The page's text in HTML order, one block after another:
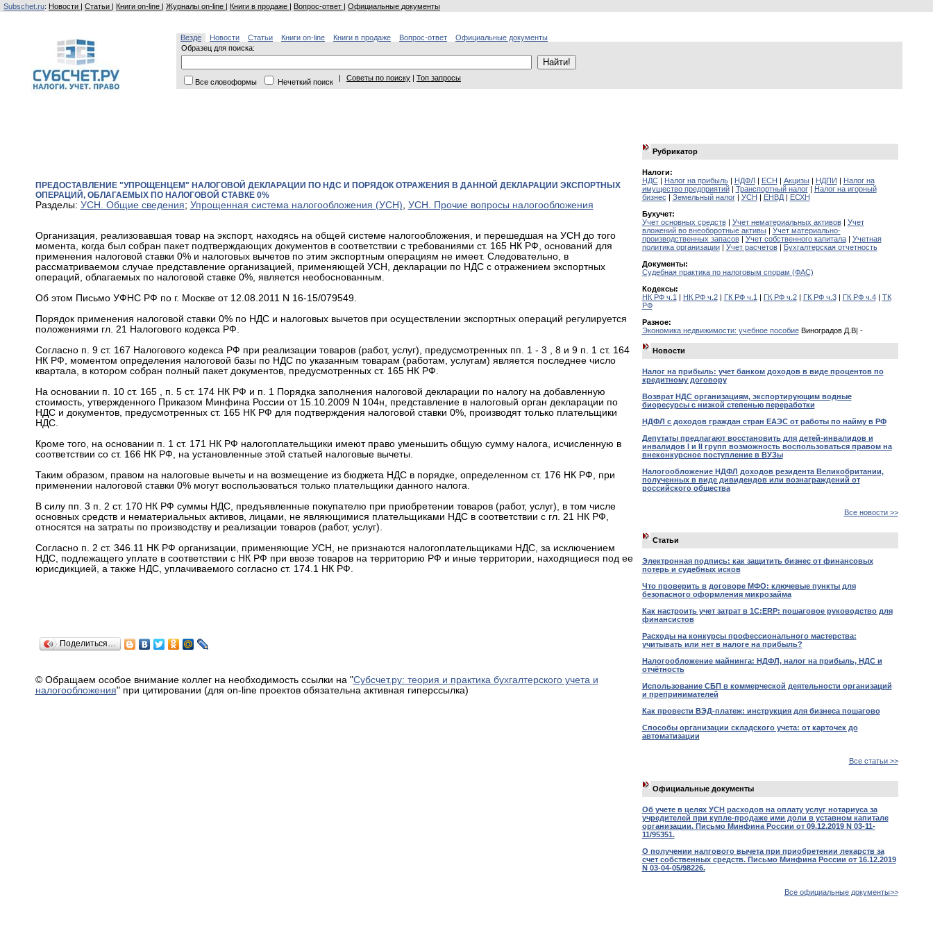
Subschet.ru: Новости | Статьи | Книги on-line | Журналы on-line | Книги в продаже | Вопрос-ответ | Официальные документы
Везде Новости Статьи Книги on-line Книги в продаже Вопрос-ответ
Официальные документы
Образец для поиска:
Все словоформы Нечеткий поиск | Советы по поиску | Топ запросы
ПРЕДОСТАВЛЕНИЕ "УПРОЩЕНЦЕМ" НАЛОГОВОЙ ДЕКЛАРАЦИИ ПО НДС И ПОРЯДОК ОТРАЖЕНИЯ В ДАННОЙ ДЕКЛАРАЦИИ ЭКСПОРТНЫХ
ОПЕРАЦИЙ, ОБЛАГАЕМЫХ ПО НАЛОГОВОЙ СТАВКЕ 0%
Разделы: УСН. Общие сведения; Упрощенная система налогообложения (УСН), УСН. Прочие вопросы налогообложения
Организация, реализовавшая товар на экспорт, находясь на общей системе налогообложения, и перешедшая на УСН до того
момента, когда был собран пакет подтверждающих документов в соответствии с требованиями ст. 165 НК РФ, оснований для
применения налоговой ставки 0% и налоговых вычетов по этим экспортным операциям не имеет. Следовательно, в
рассматриваемом случае представление организацией, применяющей УСН, декларации по НДС с отражением экспортных
операций, облагаемых по налоговой ставке 0%, является необоснованным.
Об этом Письмо УФНС РФ по г. Москве от 12.08.2011 N 16-15/079549.
Порядок применения налоговой ставки 0% по НДС и налоговых вычетов при осуществлении экспортных операций регулируется
положениями гл. 21 Налогового кодекса РФ.
Согласно п. 9 ст. 167 Налогового кодекса РФ при реализации товаров (работ, услуг), предусмотренных пп. 1 - 3 , 8 и 9 п. 1 ст. 164
НК РФ, моментом определения налоговой базы по НДС по указанным товарам (работам, услугам) является последнее число
квартала, в котором собран полный пакет документов, предусмотренных ст. 165 НК РФ.
На основании п. 10 ст. 165 , п. 5 ст. 174 НК РФ и п. 1 Порядка заполнения налоговой декларации по налогу на добавленную
стоимость, утвержденного Приказом Минфина России от 15.10.2009 N 104н, представление в налоговый орган декларации по
НДС и документов, предусмотренных ст. 165 НК РФ для подтверждения налоговой ставки 0%, производят только плательщики
НДС.
Кроме того, на основании п. 1 ст. 171 НК РФ налогоплательщики имеют право уменьшить общую сумму налога, исчисленную в
соответствии со ст. 166 НК РФ, на установленные этой статьей налоговые вычеты.
Таким образом, правом на налоговые вычеты и на возмещение из бюджета НДС в порядке, определенном ст. 176 НК РФ, при
применении налоговой ставки 0% могут воспользоваться только плательщики данного налога.
В силу пп. 3 п. 2 ст. 170 НК РФ суммы НДС, предъявленные покупателю при приобретении товаров (работ, услуг), в том числе
основных средств и нематериальных активов, лицами, не являющимися плательщиками НДС в соответствии с гл. 21 НК РФ,
относятся на затраты по производству и реализации товаров (работ, услуг).
Согласно п. 2 ст. 346.11 НК РФ организации, применяющие УСН, не признаются налогоплательщиками НДС, за исключением
НДС, подлежащего уплате в соответствии с НК РФ при ввозе товаров на территорию РФ и иные территории, находящиеся под ее
юрисдикцией, а также НДС, уплачиваемого согласно ст. 174.1 НК РФ.
Поделиться…
© Обращаем особое внимание коллег на необходимость ссылки на "Субсчет.ру: теория и практика бухгалтерского учета и
налогообложения" при цитировании (для on-line проектов обязательна активная гиперссылка)
Рубрикатор
Налоги:
НДС| Налог на прибыль| НДФЛ| ЕСН | Акцизы| НДПИ | Налог на
имущество предприятий| Транспортный налог| Налог на игорный
бизнес | Земельный налог| УСН | ЕНВД| ЕСХН
Бухучет:
Учет основных средств| Учет нематериальных активов| Учет
вложений во внеоборотные активы| Учет материально-
производственных запасов| Учет собственного капитала| Учетная
политика организации| Учет расчетов| Бухгалтерская отчетность
Документы:
Судебная практика по налоговым спорам (ФАС)
Кодексы:
НК РФ ч.1 | НК РФ ч.2| ГК РФ ч.1 | ГК РФ ч.2| ГК РФ ч.3| ГК РФ ч.4| ТК
РФ
Разное:
Экономика недвижимости: учебное пособиеВиноградов Д.В| -
Новости
Налог на прибыль: учет банком доходов в виде процентов по
кредитному договору
Возврат НДС организациям, экспортирующим водные
биоресурсы с низкой степенью переработки
НДФЛ с доходов граждан стран ЕАЭС от работы по найму в РФ
Депутаты предлагают восстановить для детей-инвалидов и
инвалидов I и II групп возможность воспользоваться правом на
внеконкурсное поступление в ВУЗы
Налогообложение НДФЛ доходов резидента Великобритании,
полученных в виде дивидендов или вознаграждений от
российского общества
Все новости >>
Статьи
Электронная подпись: как защитить бизнес от финансовых
потерь и судебных исков
Что проверить в договоре МФО: ключевые пункты для
безопасного оформления микрозайма
Как настроить учет затрат в 1С:ERP: пошаговое руководство для
финансистов
Расходы на конкурсы профессионального мастерства:
учитывать или нет в налоге на прибыль?
Налогообложение майнинга: НДФЛ, налог на прибыль, НДС и
отчётность
Использование СБП в коммерческой деятельности организаций
и препринимателей
Как провести ВЭД-платеж: инструкция для бизнеса пошагово
Способы организации складского учета: от карточек до
автоматизации
Все статьи >>
Официальные документы
Об учете в целях УСН расходов на оплату услуг нотариуса за
учредителей при купле-продаже ими доли в уставном капитале
организации. Письмо Минфина России от 09.12.2019 N 03-11-
11/95351.
О получении налгового вычета при приобретении лекарств за
счет собственных средств. Письмо Минфина России от 16.12.2019
N 03-04-05/98226.
Все официальные документы>>